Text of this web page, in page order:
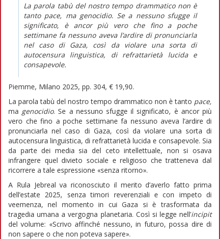
La parola tabù del nostro tempo drammatico non è
tanto pace, ma genocidio. Se a nessuno sfugge il
significato, è ancor più vero che fino a poche
settimane fa nessuno aveva l’ardire di pronunciarla
nel caso di Gaza, così da violare una sorta di
autocensura linguistica, di refrattarietà lucida e
consapevole.
Piemme, Milano 2025, pp. 304, € 19,90.
La parola tabù del nostro tempo drammatico non è tanto pace,
ma genocidio. Se a nessuno sfugge il significato, è ancor più
vero che fino a poche settimane fa nessuno aveva l’ardire di
pronunciarla nel caso di Gaza, così da violare una sorta di
autocensura linguistica, di refrattarietà lucida e consapevole. Sia
da parte dei media sia del ceto intellettuale, non si osava
infrangere quel divieto sociale e religioso che tratteneva dal
ricorrere a tale espressione «senza ritorno».
A Rula Jebreal va riconosciuto il merito d’averlo fatto prima
dell’estate 2025, senza timori reverenziali e con impeto di
veemenza, nel momento in cui Gaza si è trasformata da
tragedia umana a vergogna planetaria. Così si legge nell’incipit
del volume: «Scrivo affinché nessuno, in futuro, possa dire di
non sapere o che non poteva sapere».